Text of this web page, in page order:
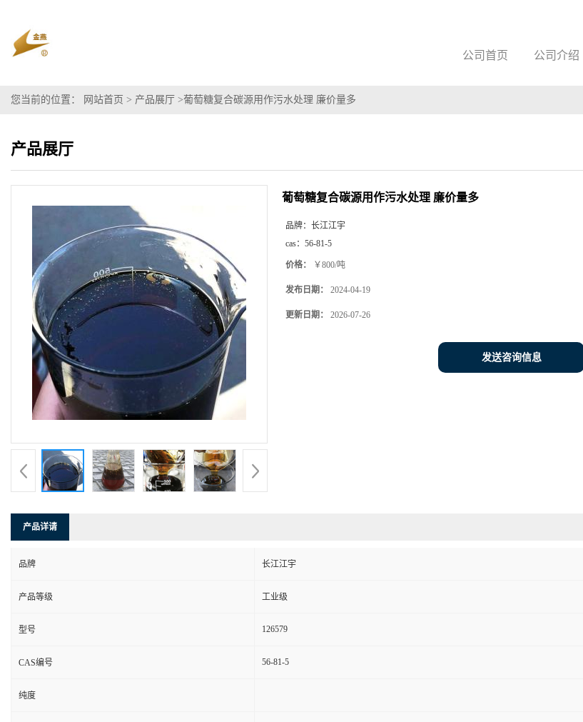
公司首页 公司介绍
您当前的位置： 网站首页 > 产品展厅 >葡萄糖复合碳源用作污水处理 廉价量多
产品展厅
葡萄糖复合碳源用作污水处理 廉价量多
品牌： 长江江宇
cas： 56-81-5
价格： ￥800/吨
发布日期： 2024-04-19
更新日期： 2026-07-26
发送咨询信息
产品详请
品牌 长江江宇
产品等级 工业级
型号 126579
CAS编号 56-81-5
纯度